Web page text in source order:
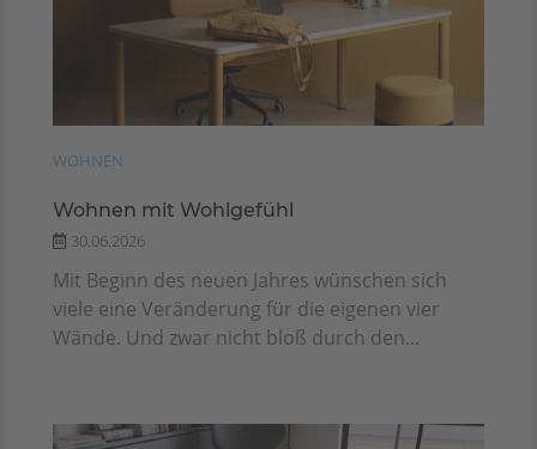
WOHNEN
Wohnen mit Wohlgefühl
30.06.2026
Mit Beginn des neuen Jahres wünschen sich
viele eine Veränderung für die eigenen vier
Wände. Und zwar nicht bloß durch den...